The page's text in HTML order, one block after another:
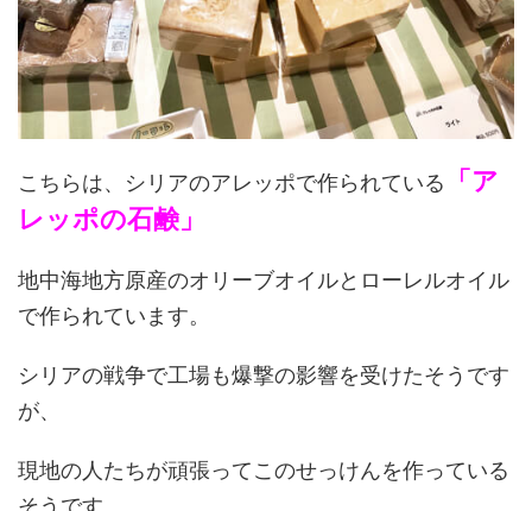
こちらは、シリアのアレッポで作られている
「ア
レッポの石鹸」
地中海地方原産のオリーブオイルとローレルオイル
で作られています。
シリアの戦争で工場も爆撃の影響を受けたそうです
が、
現地の人たちが頑張ってこのせっけんを作っている
そうです。